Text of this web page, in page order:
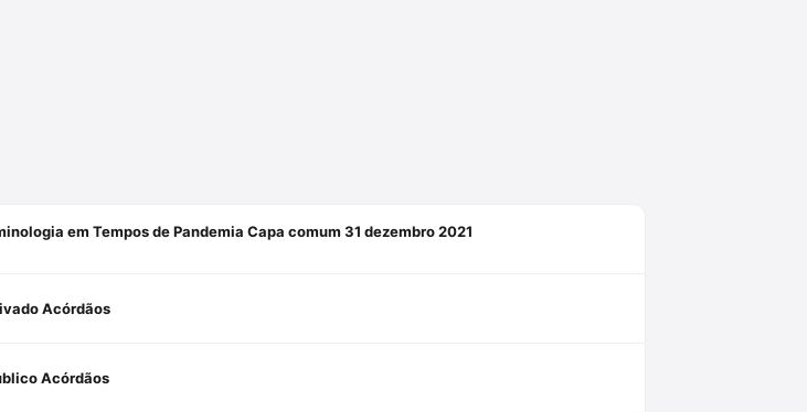
em Tempos de Pandemia Capa comum 31 dezembro 2021
Acórdãos
Acórdãos